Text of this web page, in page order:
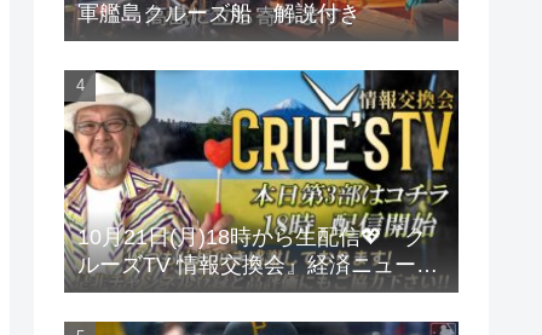
軍艦島クルーズ船 解説付き
10月21日(月)18時から生配信💖『ク
ルーズTV 情報交換会』経済ニュース
投資 株式市場 新NISA 投資信託 仮想
通貨 ビットコイン 不動産投資 為替